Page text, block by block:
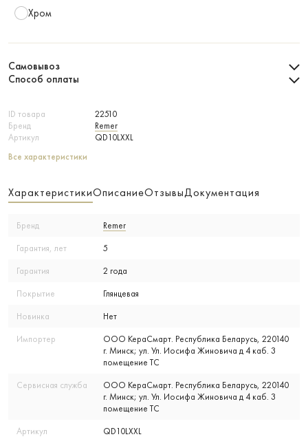
ID товара
22510
Бренд
Remer
Артикул
QD10LXXL
Все характеристики
Хром
Самовывоз
Способ оплаты
ХарактеристикиОписаниеОтзывыДокументация
Бренд Remer
Гарантия, лет 5
Гарантия 2 года
Покрытие Глянцевая
Новинка Нет
Импортер
ООО КераСмарт. Республика Беларусь, 220140
г. Минск; ул. Ул. Иосифа Жиновича д 4 каб. 3
помещение ТС
Сервисная служба
ООО КераСмарт. Республика Беларусь, 220140
г. Минск; ул. Ул. Иосифа Жиновича д 4 каб. 3
помещение ТС
Артикул QD10LXXL